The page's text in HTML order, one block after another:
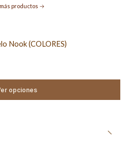
productos
Nook (COLORES)
opciones